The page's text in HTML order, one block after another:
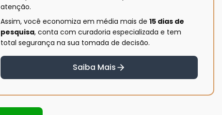
atenção.
Assim, você economiza em média mais de 15 dias de
pesquisa, conta com curadoria especializada e tem
total segurança na sua tomada de decisão.
Saiba Mais